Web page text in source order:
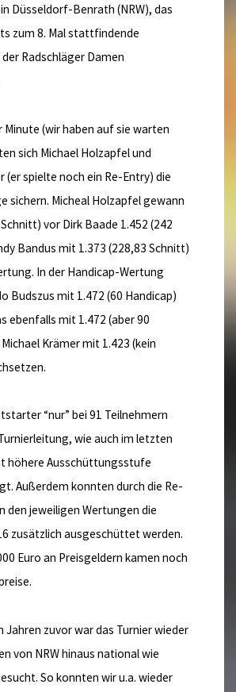
Düsseldorf-Benrath (NRW), das
zum 8. Mal stattfindende
Radschläger Damen
Minute (wir haben auf sie warten
sich Michael Holzapfel und
(er spielte noch ein Re-Entry) die
sichern. Micheal Holzapfel gewann
vor Dirk Baade 1.452 (242
Bandus mit 1.373 (228,83 Schnitt)
In der Handicap-Wertung
Budszus mit 1.472 (60 Handicap)
ebenfalls mit 1.472 (aber 90
Krämer mit 1.423 (kein
“nur” bei 91 Teilnehmern
wie auch im letzten
höhere Ausschüttungsstufe
Außerdem konnten durch die Re-
den jeweiligen Wertungen die
zusätzlich ausgeschüttet werden.
Euro an Preisgeldern kamen noch
Jahren zuvor war das Turnier wieder
von NRW hinaus national wie
So konnten wir u.a. wieder